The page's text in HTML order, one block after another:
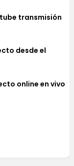
transmisión
desde el
online en vivo